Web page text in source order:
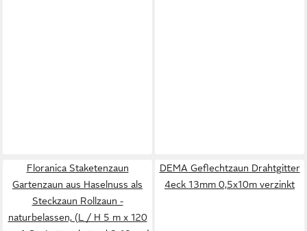
Floranica Staketenzaun
Gartenzaun aus Haselnuss als
Steckzaun Rollzaun -
naturbelassen, (L / H 5 m x 120
DEMA Geflechtzaun Drahtgitter
4eck 13mm 0,5x10m verzinkt